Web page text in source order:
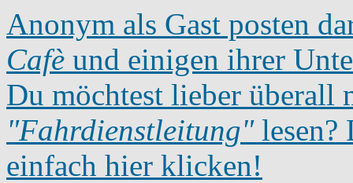
Anonym als Gast posten
Cafè und einigen ihrer
Du möchtest lieber überall
"Fahrdienstleitung"lesen?
einfach hier klicken!